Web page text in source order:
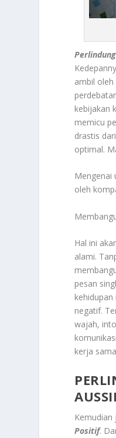
ambil
kebijakan
memicu
drastis
optimal.
oleh
Hal ini
alami.
pesan
negatif.
wajah,
kerja
Positif.